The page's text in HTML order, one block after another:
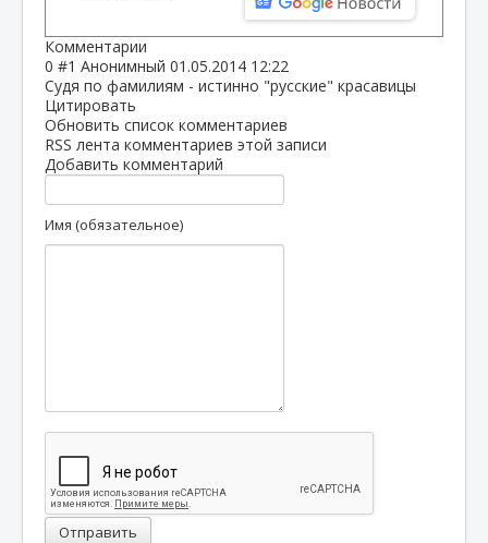
Комментарии
0 #1 Анонимный 01.05.2014 12:22
Судя по фамилиям - истинно "русские" красавицы
Цитировать
Обновить список комментариев
RSS лента комментариев этой записи
Добавить комментарий
Имя (обязательное)
Отправить